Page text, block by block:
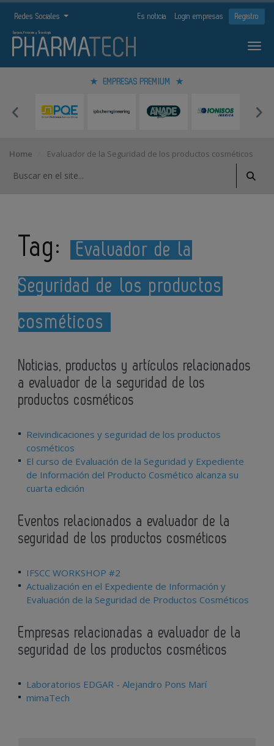
Redes Sociales Es noticia Login empresas Registro
EMPRESAS PREMIUM
Home Evaluador de la Seguridad de los productos cosméticos
Tag:
Evaluador de la
Seguridad de los productos
cosméticos
Noticias, productos y artículos relacionados
a evaluador de la seguridad de los
productos cosméticos
Reivindicaciones y seguridad de los productos
cosméticos
El curso de Evaluación de la Seguridad y Expediente
de Información del Producto Cosmético alcanza su
cuarta edición
Eventos relacionados a evaluador de la
seguridad de los productos cosméticos
IFSCC WORKSHOP #2
Actualización en el Expediente de Información y
Evaluación de la Seguridad de Productos Cosméticos
Empresas relacionadas a evaluador de la
seguridad de los productos cosméticos
Laboratorios EDGAR - Alejandro Pons Marí
mimaTech